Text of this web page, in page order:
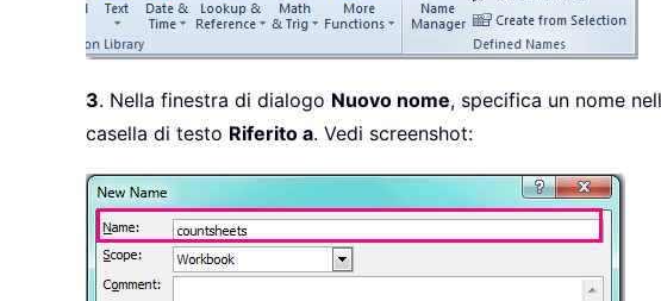
3. Nella finestra di dialogo Nuovo nome, specifica un nome
casella di testo Riferito a. Vedi screenshot: